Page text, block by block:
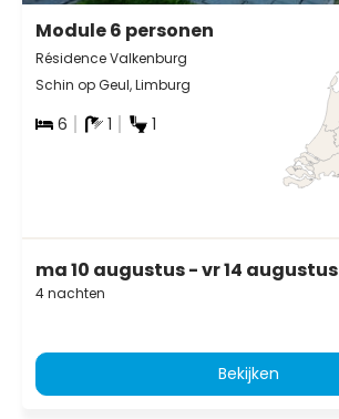
Module 6 personen
Résidence Valkenburg
Schin op Geul, Limburg
6 1 1
ma 10 augustus - vr 14 augustus
4 nachten
Bekijken